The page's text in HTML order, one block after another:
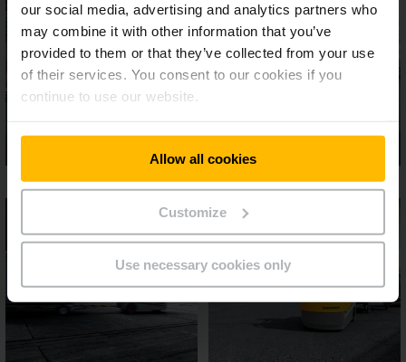
our social media, advertising and analytics partners who
may combine it with other information that you’ve
provided to them or that they’ve collected from your use
of their services. You consent to our cookies if you
continue to use our website.
Allow all cookies
Customize
Use necessary cookies only